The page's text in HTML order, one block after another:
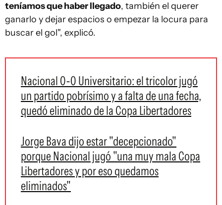
teníamos que haber llegado, también el querer
ganarlo y dejar espacios o empezar la locura para
buscar el gol", explicó.
Nacional 0-0 Universitario: el tricolor jugó
un partido pobrísimo y a falta de una fecha,
quedó eliminado de la Copa Libertadores
Jorge Bava dijo estar "decepcionado"
porque Nacional jugó "una muy mala Copa
Libertadores y por eso quedamos
eliminados"